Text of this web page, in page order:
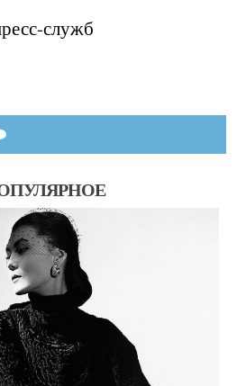
служб